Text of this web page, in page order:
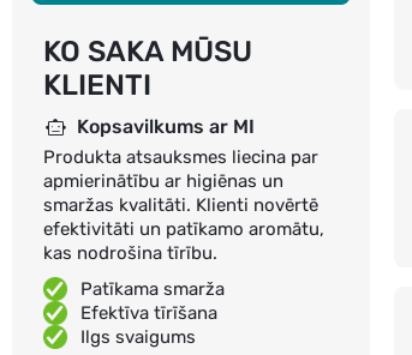
KO SAKA MŪSU
KLIENTI
Kopsavilkums ar MI
Produkta atsauksmes liecina par
apmierinātību ar higiēnas un
smaržas kvalitāti. Klienti novērtē
efektivitāti un patīkamo aromātu,
kas nodrošina tīrību.
Patīkama smarža
Efektīva tīrīšana
Ilgs svaigums